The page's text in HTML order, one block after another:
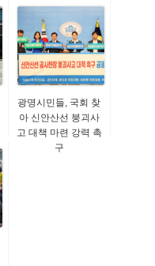
광명시민들, 국회 찾
아 신안산선 붕괴사
고 대책 마련 강력 촉
구